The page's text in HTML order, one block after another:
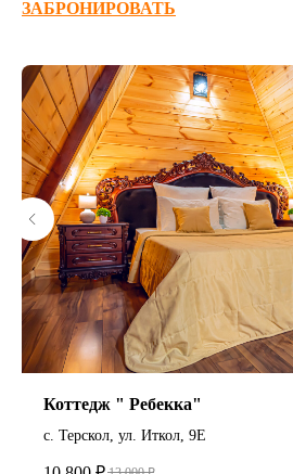
ЗАБРОНИРОВАТЬ
Коттедж " Ребекка"
с. Терскол, ул. Иткол, 9Е